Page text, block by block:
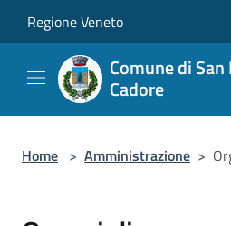
Regione Veneto
Comune di
Cadore
Home > Amministrazione >